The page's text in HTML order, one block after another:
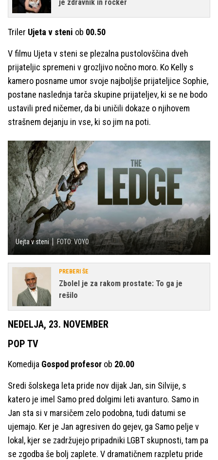
je zdravnik in rocker
Triler Ujeta v steni ob 00.50
V filmu Ujeta v steni se plezalna pustolovščina dveh
prijateljic spremeni v grozljivo nočno moro. Ko Kelly s
kamero posname umor svoje najboljše prijateljice Sophie,
postane naslednja tarča skupine prijateljev, ki se ne bodo
ustavili pred ničemer, da bi uničili dokaze o njihovem
strašnem dejanju in vse, ki so jim na poti.
Uejta v steni FOTO: VOYO
PREBERI ŠE
Zbolel je za rakom prostate: To ga je
rešilo
NEDELJA, 23. NOVEMBER
POP TV
Komedija Gospod profesor ob 20.00
Sredi šolskega leta pride nov dijak Jan, sin Silvije, s
katero je imel Samo pred dolgimi leti avanturo. Samo in
Jan sta si v marsičem zelo podobna, tudi datumi se
ujemajo. Ker je Jan agresiven do gejev, ga Samo pelje v
lokal, kjer se zadržujejo pripadniki LGBT skupnosti, tam pa
se zgodba še bolj zaplete. V dramatičnem razpletu pride